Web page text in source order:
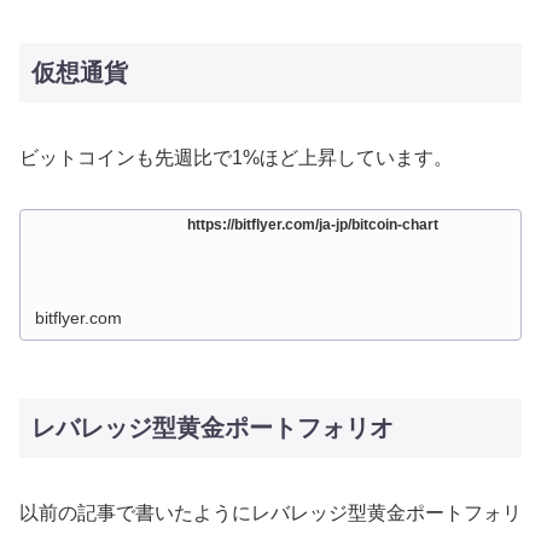
仮想通貨
ビットコインも先週比で1%ほど上昇しています。
https://bitflyer.com/ja-jp/bitcoin-chart
bitflyer.com
レバレッジ型黄金ポートフォリオ
以前の記事で書いたようにレバレッジ型黄金ポートフォリ